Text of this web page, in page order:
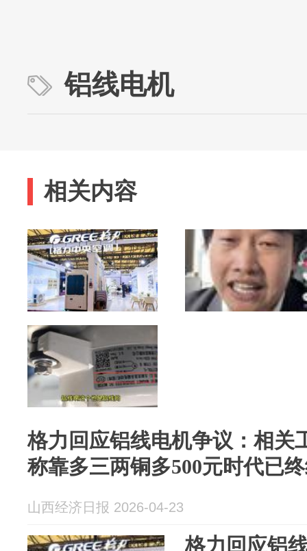
铝线电机
相关内容
格力回应铝线电机争议：相关
称靠多三两铜多500元时代已
山西经济日报 2026-04-23
格力回应铝